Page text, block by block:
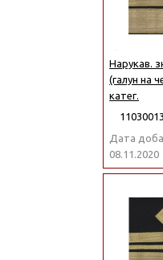
Нарукав.
(галун на
катег.
Дата
08.11.2020